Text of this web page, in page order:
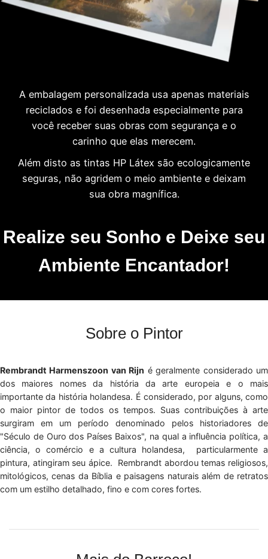
A embalagem personalizada usa apenas materiais
reciclados e foi desenhada especialmente para
você receber suas obras com segurança e o
carinho que elas merecem.
Além disto as tintas HP Látex são ecologicamente
seguras, não agridem o meio ambiente e deixam
sua obra magnífica.
Realize seu Sonho e Deixe seu
Ambiente Encantador!
Sobre o Pintor
Rembrandt Harmenszoon van Rijn é geralmente considerado um
dos maiores nomes da história da arte europeia e o mais
importante da história holandesa. É considerado, por alguns, como
o maior pintor de todos os tempos. Suas contribuições à arte
surgiram em um período denominado pelos historiadores de
"Século de Ouro dos Países Baixos", na qual a influência política, a
ciência, o comércio e a cultura holandesa, particularmente a
pintura, atingiram seu ápice. Rembrandt abordou temas religiosos,
mitológicos, cenas da Bíblia e paisagens naturais além de retratos
com um estilho detalhado, fino e com cores fortes.